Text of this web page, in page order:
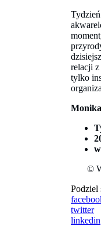
relacji z
tylko
©
Podziel
twitter
linkedin